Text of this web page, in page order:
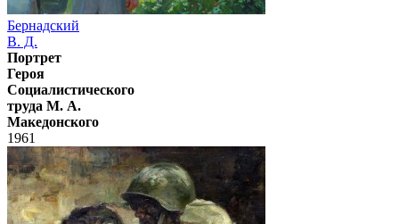
Бернадский
В. Д.
Портрет
Героя
Социалистического
труда М. А.
Македонского
1961